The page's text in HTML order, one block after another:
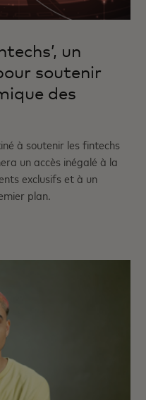
un
soutenir
des
à soutenir les fintechs
un accès inégalé à la
exclusifs et à un
plan.